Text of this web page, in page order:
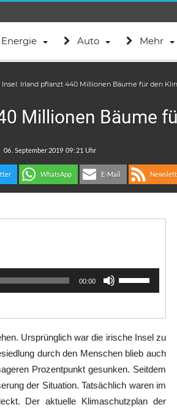
Energie Auto Mehr
Insel: Irland pflanzt 440 Millionen Bäume für den
Millionen Bäume
:
WhatsApp E-Mail
00:00
Lautstärke
zu
regeln.
Ursprünglich war die irische Insel zu
durch den Menschen blieb auch
Prozentpunkt gesunken. Seitdem
der Situation. Tatsächlich waren im
Der aktuelle Klimaschutzplan der